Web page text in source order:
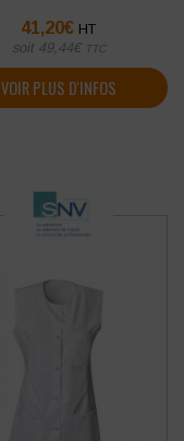
41,20€ HT
soit 49,44€ TTC
VOIR PLUS D'INFOS